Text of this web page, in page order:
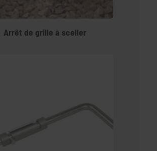
Arrêt de grille à sceller